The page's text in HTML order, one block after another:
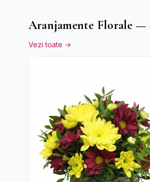
Aranjamente Florale —
Vezi toate →